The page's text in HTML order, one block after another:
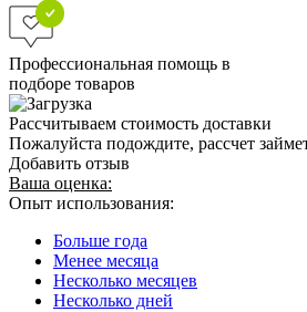
Профессиональная помощь в
подборе товаров
Рассчитываем стоимость доставки
Пожалуйста подождите, рассчет
Добавить отзыв
Ваша оценка:
Опыт использования:
Больше года
Менее месяца
Несколько месяцев
Несколько дней